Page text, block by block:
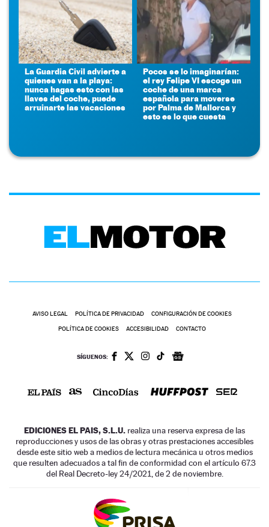
La Guardia Civil advierte a
quienes van a la playa:
nunca hagas esto con las
llaves del coche, puede
arruinarte las vacaciones
Pocos se lo imaginarían:
el rey Felipe VI escoge un
coche de una marca
española para moverse
por Palma de Mallorca y
esto es lo que cuesta
AVISO LEGAL POLÍTICA DE PRIVACIDAD CONFIGURACIÓN DE COOKIES
POLÍTICA DE COOKIES ACCESIBILIDAD CONTACTO
SÍGUENOS:
EDICIONES EL PAIS, S.L.U. realiza una reserva expresa de las
reproducciones y usos de las obras y otras prestaciones accesibles
desde este sitio web a medios de lectura mecánica u otros medios
que resulten adecuados a tal fin de conformidad con el artículo 67.3
del Real Decreto-ley 24/2021, de 2 de noviembre.